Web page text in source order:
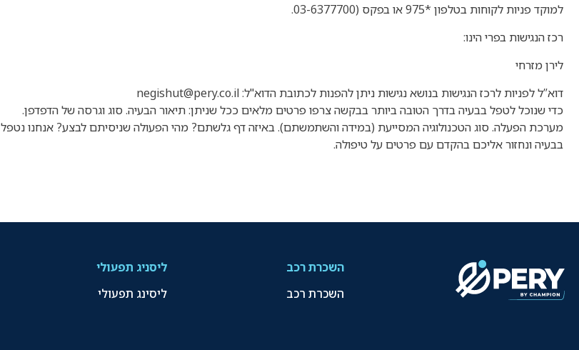
למוקד פניות לקוחות בטלפון *975 או בפקס (
03-6377700
.
רכז הנגישות בפרי הינו:
לירן מזרחי
דוא”ל לפניות לרכז הנגישות בנושא נגישות ניתן להפנות לכתובת הדוא"ל:negishut@pery.co.il
כדי שנוכל לטפל בבעיה בדרך הטובה ביותר בבקשה צרפו פרטים מלאים ככל שניתן: תיאור הבעיה. סוג וגרסה של הדפדפן.
מערכת הפעלה. סוג הטכנולוגיה המסייעת (במידה והשתמשתם). באיזה דף גלשתם? מהי הפעולה שניסיתם לבצע? אנחנו נטפל
בבעיה ונחזור אליכם בהקדם עם פרטים על טיפולה.
השכרת רכב
השכרת רכב
ליסניג תפעולי
ליסינג תפעולי